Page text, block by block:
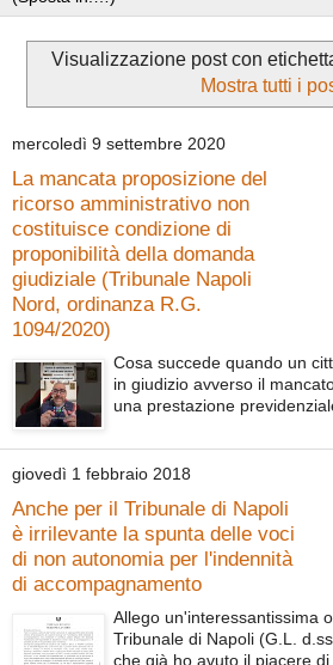
Visualizzazione post con
Mostra tutti i
mercoledì 9 settembre 2020
La mancata proposizione del
ricorso amministrativo non
costituisce condizione di
proponibilità della domanda
giudiziale (Tribunale Napoli
Nord, ordinanza R.G.
1094/2020)
Cosa succede quando un
in giudizio avverso il
una prestazione
giovedì 1 febbraio 2018
Anche per il Tribunale di Napoli
è irrilevante la spunta delle voci
di non autonomia per l'indennità
di accompagnamento
Allego un'interessantissima
Tribunale di Napoli (G.L.
che già ho avuto il piacere